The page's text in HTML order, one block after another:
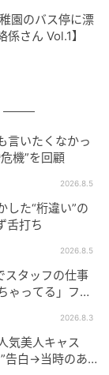
90-
１通の手紙が
園のバス停に漂
さん Vol.1】
言いたくなかっ
機”を回顧
2026.8.5
した“桁違い”の
舌打ち
2026.8.5
スタッフの仕事
ゃってる」フワ
2026.8.3
気美人キャス
告白→当時のあ